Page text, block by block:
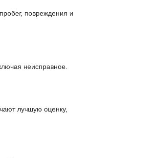
повреждения и
неисправное.
лучшую оценку,